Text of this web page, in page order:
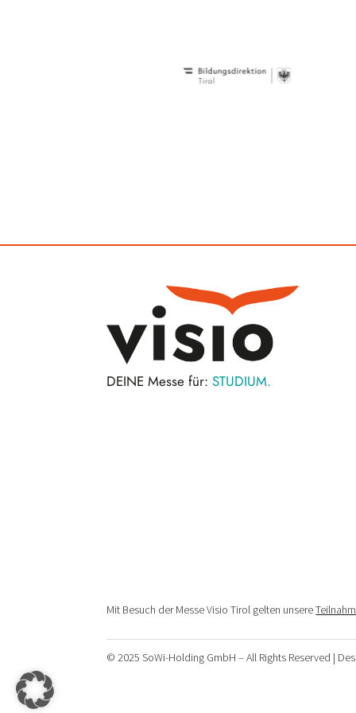
DEINE Messe für: STUDIUM.
Mit Besuch der Messe Visio Tirol gelten unsere
© 2025 SoWi-Holding GmbH – All Rights Reserved |